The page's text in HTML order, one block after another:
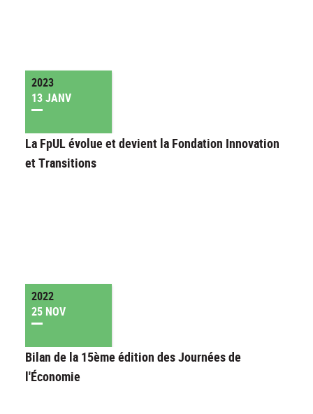
2023
13 JANV
La FpUL évolue et devient la Fondation Innovation
et Transitions
2022
25 NOV
Bilan de la 15ème édition des Journées de
l'Économie